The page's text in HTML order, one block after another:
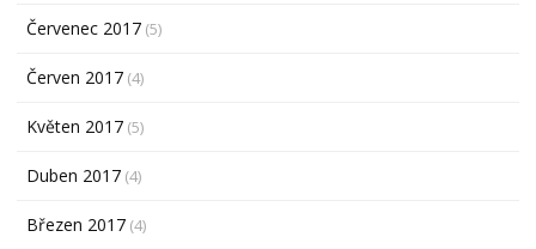
Červenec 2017 (5)
Červen 2017 (4)
Květen 2017 (5)
Duben 2017 (4)
Březen 2017 (4)